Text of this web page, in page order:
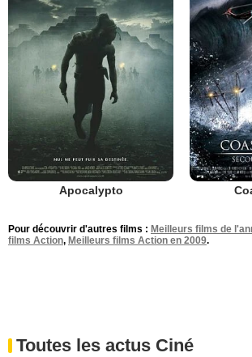
Apocalypto
Pour découvrir d'autres films : Meilleurs films de
films Action, Meilleurs films Action en 2009.
Toutes les actus Ciné